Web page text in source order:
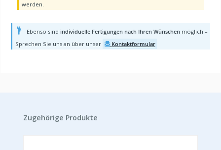
werden.
Ebenso sind individuelle Fertigungen nach Ihren Wünschenmöglich –
Sprechen Sie uns an über unser
Kontaktformular
Produktgalerie überspringen
Zugehörige Produkte